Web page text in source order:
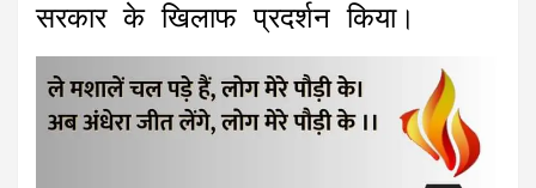
सरकार के खिलाफ प्रदर्शन किया।